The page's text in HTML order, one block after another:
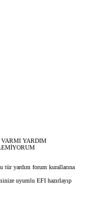
VARMI YARDIM
tür yardım forum kurallarına
uyumlu EFI hazırlayıp